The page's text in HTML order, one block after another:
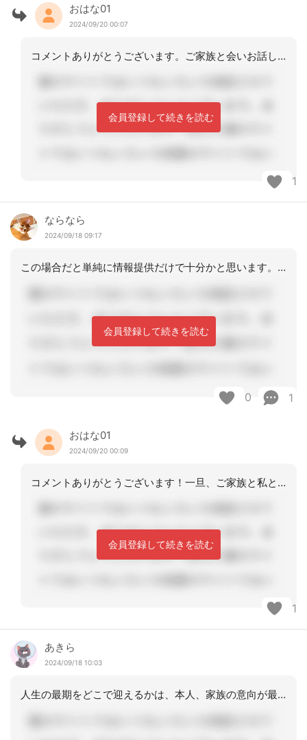
おはな01
2024/09/20 00:07
コメントありがとうございます。ご家族と会いお話ししたところ、病院側とご家族の意向
会員登録して続きを読む
1
ならなら
2024/09/18 09:17
この場合だと単純に情報提供だけで十分かと思います。選択肢としては①在宅看取り訪問
会員登録して続きを読む
0 1
おはな01
2024/09/20 00:09
コメントありがとうございます！一旦、ご家族と私との話し合いでは在宅の方針になりま
会員登録して続きを読む
1
あきら
2024/09/18 10:03
人生の最期をどこで迎えるかは、本人、家族の意向が最優先です。患者、家族には末期が